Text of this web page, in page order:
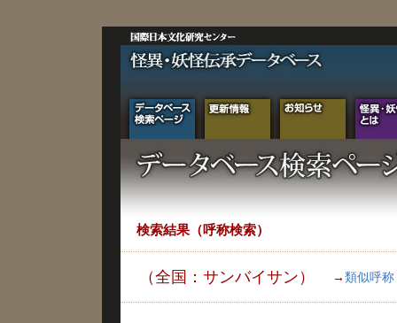
検索結果（呼称検索）
（全国：サンバイサン） → 類似呼称